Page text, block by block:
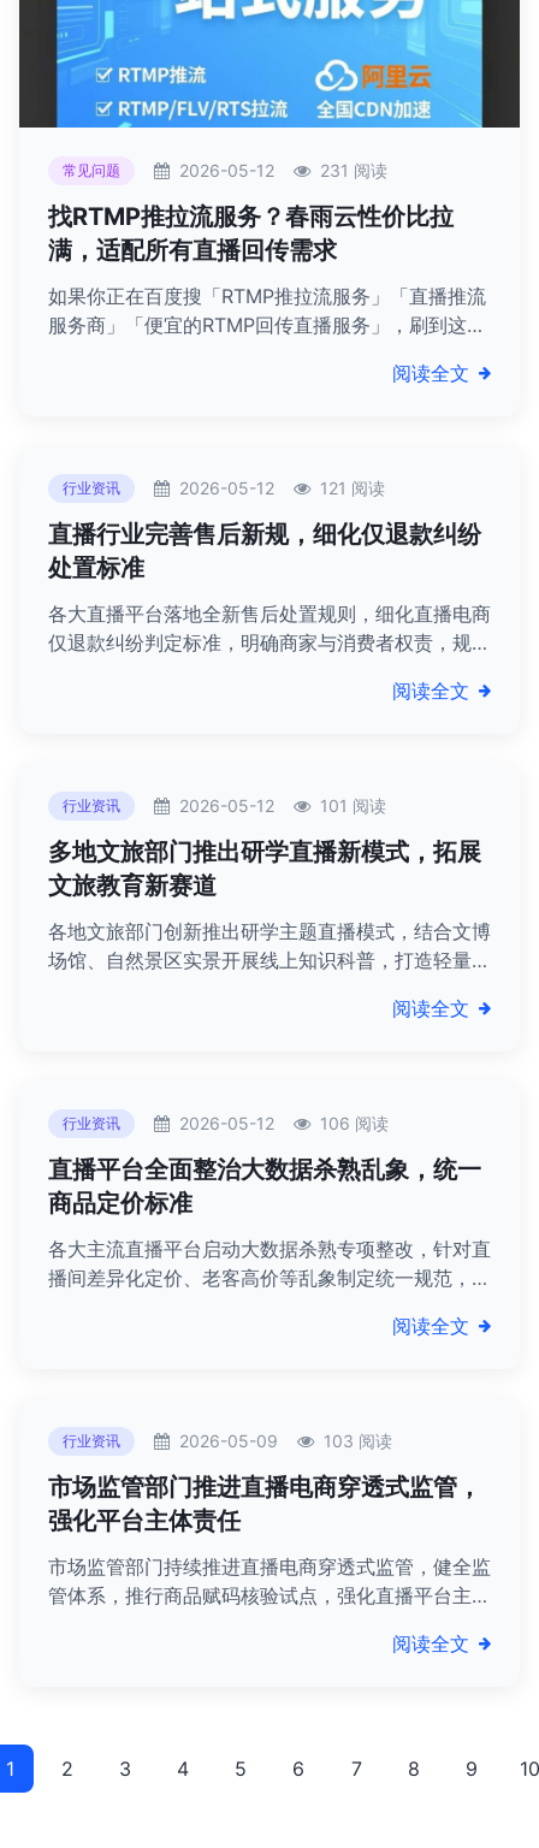
常见问题 2026-05-12 231 阅读
找RTMP推拉流服务？春雨云性价比拉
满，适配所有直播回传需求
如果你正在百度搜「RTMP推拉流服务」「直播推流
服务商」「便宜的RTMP回传直播服务」，刷到这篇
是做你要的RTMP推拉流服务的，价格灵活、稳定靠
阅读全文
行业资讯 2026-05-12 121 阅读
直播行业完善售后新规，细化仅退款纠纷
处置标准
各大直播平台落地全新售后处置规则，细化直播电商
仅退款纠纷判定标准，明确商家与消费者权责，规范
阅读全文
行业资讯 2026-05-12 101 阅读
多地文旅部门推出研学直播新模式，拓展
文旅教育新赛道
各地文旅部门创新推出研学主题直播模式，结合文博
场馆、自然景区实景开展线上知识科普，打造轻量化
阅读全文
行业资讯 2026-05-12 106 阅读
直播平台全面整治大数据杀熟乱象，统一
商品定价标准
各大主流直播平台启动大数据杀熟专项整改，针对直
播间差异化定价、老客高价等乱象制定统一规范，全
阅读全文
行业资讯 2026-05-09 103 阅读
市场监管部门推进直播电商穿透式监管，
强化平台主体责任
市场监管部门持续推进直播电商穿透式监管，健全监
管体系，推行商品赋码核验试点，强化直播平台主体
阅读全文
1 2 3 4 5 6 7 8 9 10